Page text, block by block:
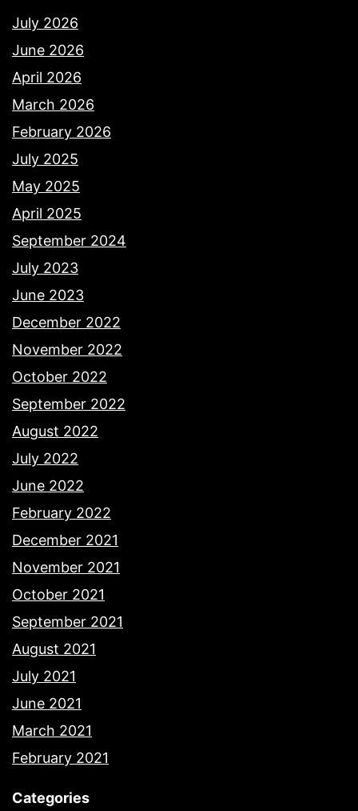
July 2026
June 2026
April 2026
March 2026
February 2026
July 2025
May 2025
April 2025
September 2024
July 2023
June 2023
December 2022
November 2022
October 2022
September 2022
August 2022
July 2022
June 2022
February 2022
December 2021
November 2021
October 2021
September 2021
August 2021
July 2021
June 2021
March 2021
February 2021
Categories